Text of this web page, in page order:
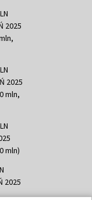
2025
2025
mln,
mln)
2025